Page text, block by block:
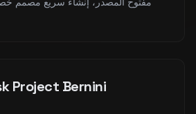
Project Bernini